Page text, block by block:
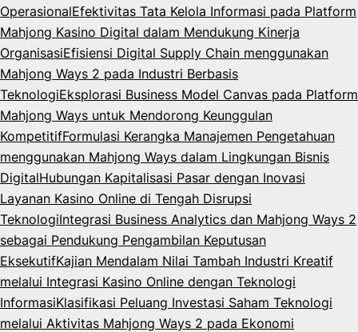
OperasionalEfektivitas Tata Kelola Informasi pada Platform
Mahjong Kasino Digital dalam Mendukung Kinerja
OrganisasiEfisiensi Digital Supply Chain menggunakan
Mahjong Ways 2 pada Industri Berbasis
TeknologiEksplorasi Business Model Canvas pada Platform
Mahjong Ways untuk Mendorong Keunggulan
KompetitifFormulasi Kerangka Manajemen Pengetahuan
menggunakan Mahjong Ways dalam Lingkungan Bisnis
DigitalHubungan Kapitalisasi Pasar dengan Inovasi
Layanan Kasino Online di Tengah Disrupsi
TeknologiIntegrasi Business Analytics dan Mahjong Ways 2
sebagai Pendukung Pengambilan Keputusan
EksekutifKajian Mendalam Nilai Tambah Industri Kreatif
melalui Integrasi Kasino Online dengan Teknologi
InformasiKlasifikasi Peluang Investasi Saham Teknologi
melalui Aktivitas Mahjong Ways 2 pada Ekonomi